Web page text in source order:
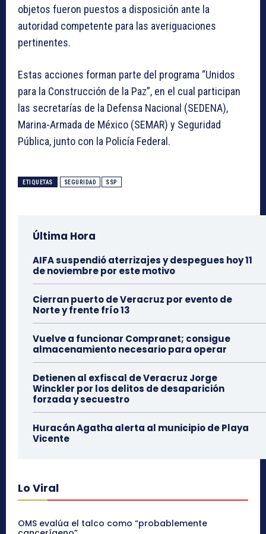
objetos fueron puestos a disposición ante la
autoridad competente para las averiguaciones
pertinentes.
Estas acciones forman parte del programa “Unidos
para la Construcción de la Paz”, en el cual participan
las secretarías de la Defensa Nacional (SEDENA),
Marina-Armada de México (SEMAR) y Seguridad
Pública, junto con la Policía Federal.
ETIQUETAS SEGURIDAD SSP
Última Hora
AIFA suspendió aterrizajes y despegues hoy 11
de noviembre por este motivo
Cierran puerto de Veracruz por evento de
Norte y frente frío 13
Vuelve a funcionar Compranet; consigue
almacenamiento necesario para operar
Detienen al exfiscal de Veracruz Jorge
Winckler por los delitos de desaparición
forzada y secuestro
Huracán Agatha alerta al municipio de Playa
Vicente
Lo Viral
OMS evalúa el talco como “probablemente